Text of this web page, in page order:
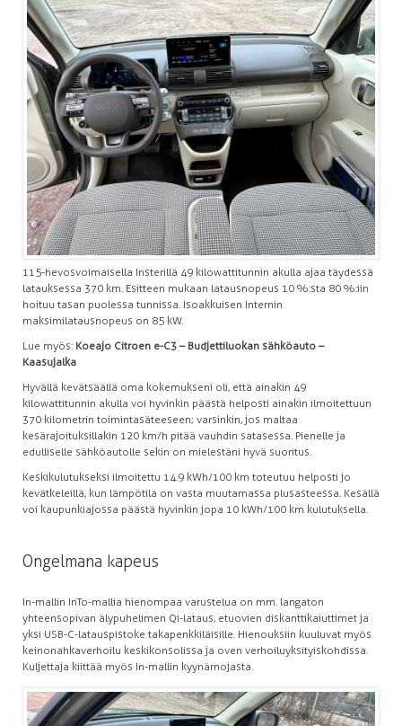
115-hevosvoimaisella Insterillä 49 kilowattitunnin akulla ajaa täydessä
latauksessa 370 km. Esitteen mukaan latausnopeus 10 %:sta 80 %:iin
hoituu tasan puolessa tunnissa. Isoakkuisen Internin
maksimilatausnopeus on 85 kW.
Lue myös: Koeajo Citroen e-C3 – Budjettiluokan sähköauto –
Kaasujalka
Hyvällä kevätsäällä oma kokemukseni oli, että ainakin 49
kilowattitunnin akulla voi hyvinkin päästä helposti ainakin ilmoitettuun
370 kilometrin toimintasäteeseen; varsinkin, jos maltaa
kesärajoituksillakin 120 km/h pitää vauhdin satasessa. Pienelle ja
edulliselle sähköautolle sekin on mielestäni hyvä suoritus.
Keskikulutukseksi ilmoitettu 14.9 kWh/100 km toteutuu helposti jo
kevätkeleillä, kun lämpötila on vasta muutamassa plusasteessa. Kesällä
voi kaupunkiajossa päästä hyvinkin jopa 10 kWh/100 km kulutuksella.
Ongelmana kapeus
In-mallin InTo-mallia hienompaa varustelua on mm. langaton
yhteensopivan älypuhelimen Qi-lataus, etuovien diskanttikaiuttimet ja
yksi USB-C-latauspistoke takapenkkiläisille. Hienouksiin kuuluvat myös
keinonahkaverhoilu keskikonsolissa ja oven verhoiluyksityiskohdissa.
Kuljettaja kiittää myös In-mallin kyynärnojasta.